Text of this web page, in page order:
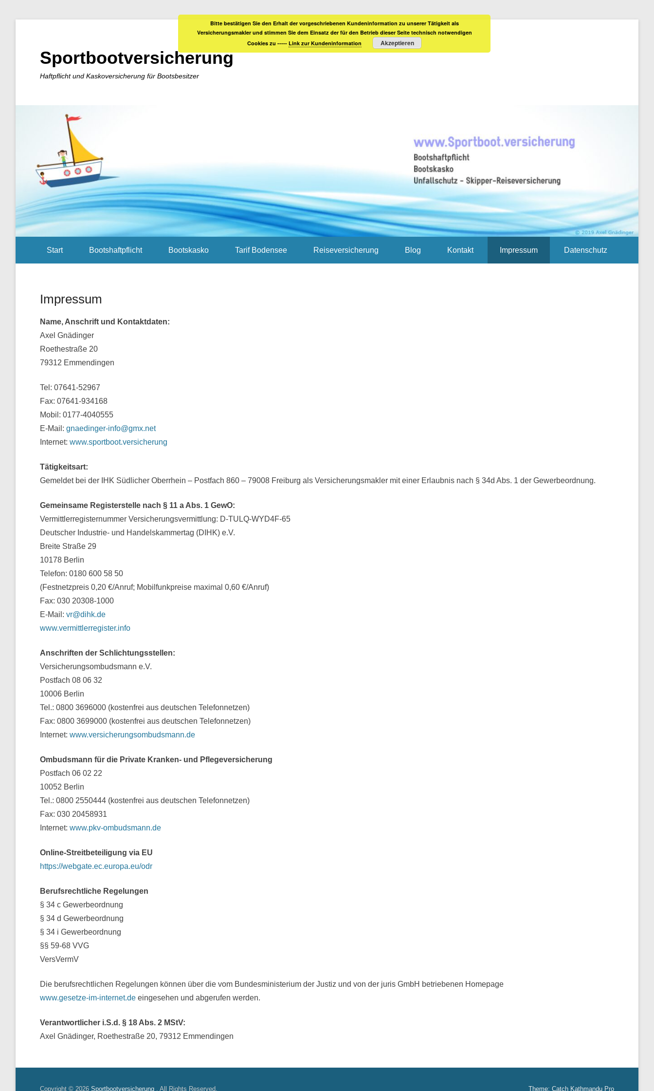
Sportbootversicherung
Haftpflicht und Kaskoversicherung für Bootsbesitzer
Start
Bootshaftpflicht Bootskasko Tarif Bodensee Reiseversicherung Blog Kontakt Impressum Datenschutz
Impressum
Veröffentlicht am 01/11/2015 Von
Name, Anschrift und Kontaktdaten:
Axel Gnädinger
Roethestraße 20
79312 Emmendingen
Tel: 07641-52967
Fax: 07641-934168
Mobil: 0177-4040555
E-Mail: gnaedinger-info@gmx.net
Internet: www.sportboot.versicherung
Tätigkeitsart:
Gemeldet bei der IHK Süd­li­cher Ober­rhein – Post­fach 860 – 79008 Frei­burg als Versicherungsmakler mit einer Erlaubnis nach § 34d Abs. 1 der Gewerbeordnung.
Gemeinsame Registerstelle nach § 11 a Abs. 1 GewO:
Vermittlerregisternummer Versicherungsvermittlung: D-TULQ-WYD4F-65
Deutscher Industrie- und Handelskammertag (DIHK) e.V.
Breite Straße 29
10178 Berlin
Telefon: 0180 600 58 50
(Festnetzpreis 0,20 €/Anruf; Mobilfunkpreise maximal 0,60 €/Anruf)
Fax: 030 20308-1000
E-Mail: vr@dihk.de
www.vermittlerregister.info
Anschriften der Schlichtungsstellen:
Versicherungsombudsmann e.V.
Postfach 08 06 32
10006 Berlin
Tel.: 0800 3696000 (kostenfrei aus deutschen Telefonnetzen)
Fax: 0800 3699000 (kostenfrei aus deutschen Telefonnetzen)
Internet: www.versicherungsombudsmann.de
Ombudsmann für die Private Kranken- und Pflegeversicherung
Postfach 06 02 22
10052 Berlin
Tel.: 0800 2550444 (kostenfrei aus deutschen Telefonnetzen)
Fax: 030 20458931
Internet: www.pkv-ombudsmann.de
Online-Streitbeteiligung via EU
https://webgate.ec.europa.eu/odr
Berufsrechtliche Regelungen
§ 34 c Gewerbeordnung
§ 34 d Gewerbeordnung
§ 34 i Gewerbeordnung
§§ 59-68 VVG
VersVermV
Die berufsrechtlichen Regelungen können über die vom Bundesministerium der Justiz und von der juris GmbH betriebenen Homepage
www.gesetze-im-internet.de eingesehen und abgerufen werden.
Verantwortlicher i.S.d. § 18 Abs. 2 MStV:
Axel Gnädinger, Roethestraße 20, 79312 Emmendingen
Copyright © 2026 Sportbootversicherung . All Rights Reserved. Theme: Catch Kathmandu Pro
Bitte bestätigen Sie den Erhalt der vorgeschriebenen Kundeninformation zu unserer Tätigkeit als
Versicherungsmakler und stimmen Sie dem Einsatz der für den Betrieb dieser Seite technisch notwendigen
Cookies zu ----- Link zur Kundeninformation Akzeptieren